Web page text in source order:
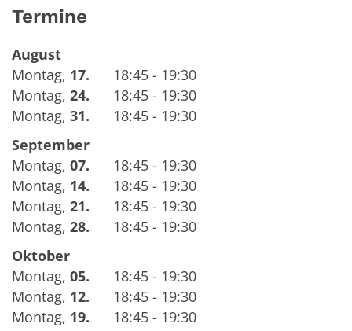
Termine
August
Montag, 17.
18:45 - 19:30
Montag, 24.
18:45 - 19:30
Montag, 31.
18:45 - 19:30
September
Montag, 07.
18:45 - 19:30
Montag, 14.
18:45 - 19:30
Montag, 21.
18:45 - 19:30
Montag, 28.
18:45 - 19:30
Oktober
Montag, 05.
18:45 - 19:30
Montag, 12.
18:45 - 19:30
Montag, 19. 18:45 - 19:30